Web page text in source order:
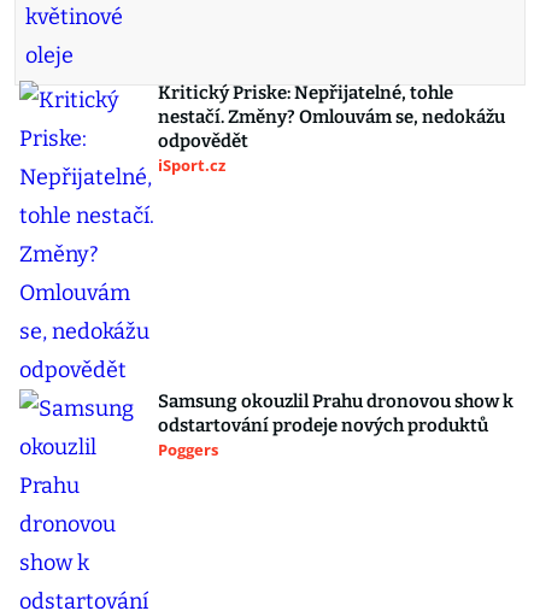
Kritický Priske: Nepřijatelné, tohle
nestačí. Změny? Omlouvám se, nedokážu
odpovědět
iSport.cz
Samsung okouzlil Prahu dronovou show k
odstartování prodeje nových produktů
Poggers